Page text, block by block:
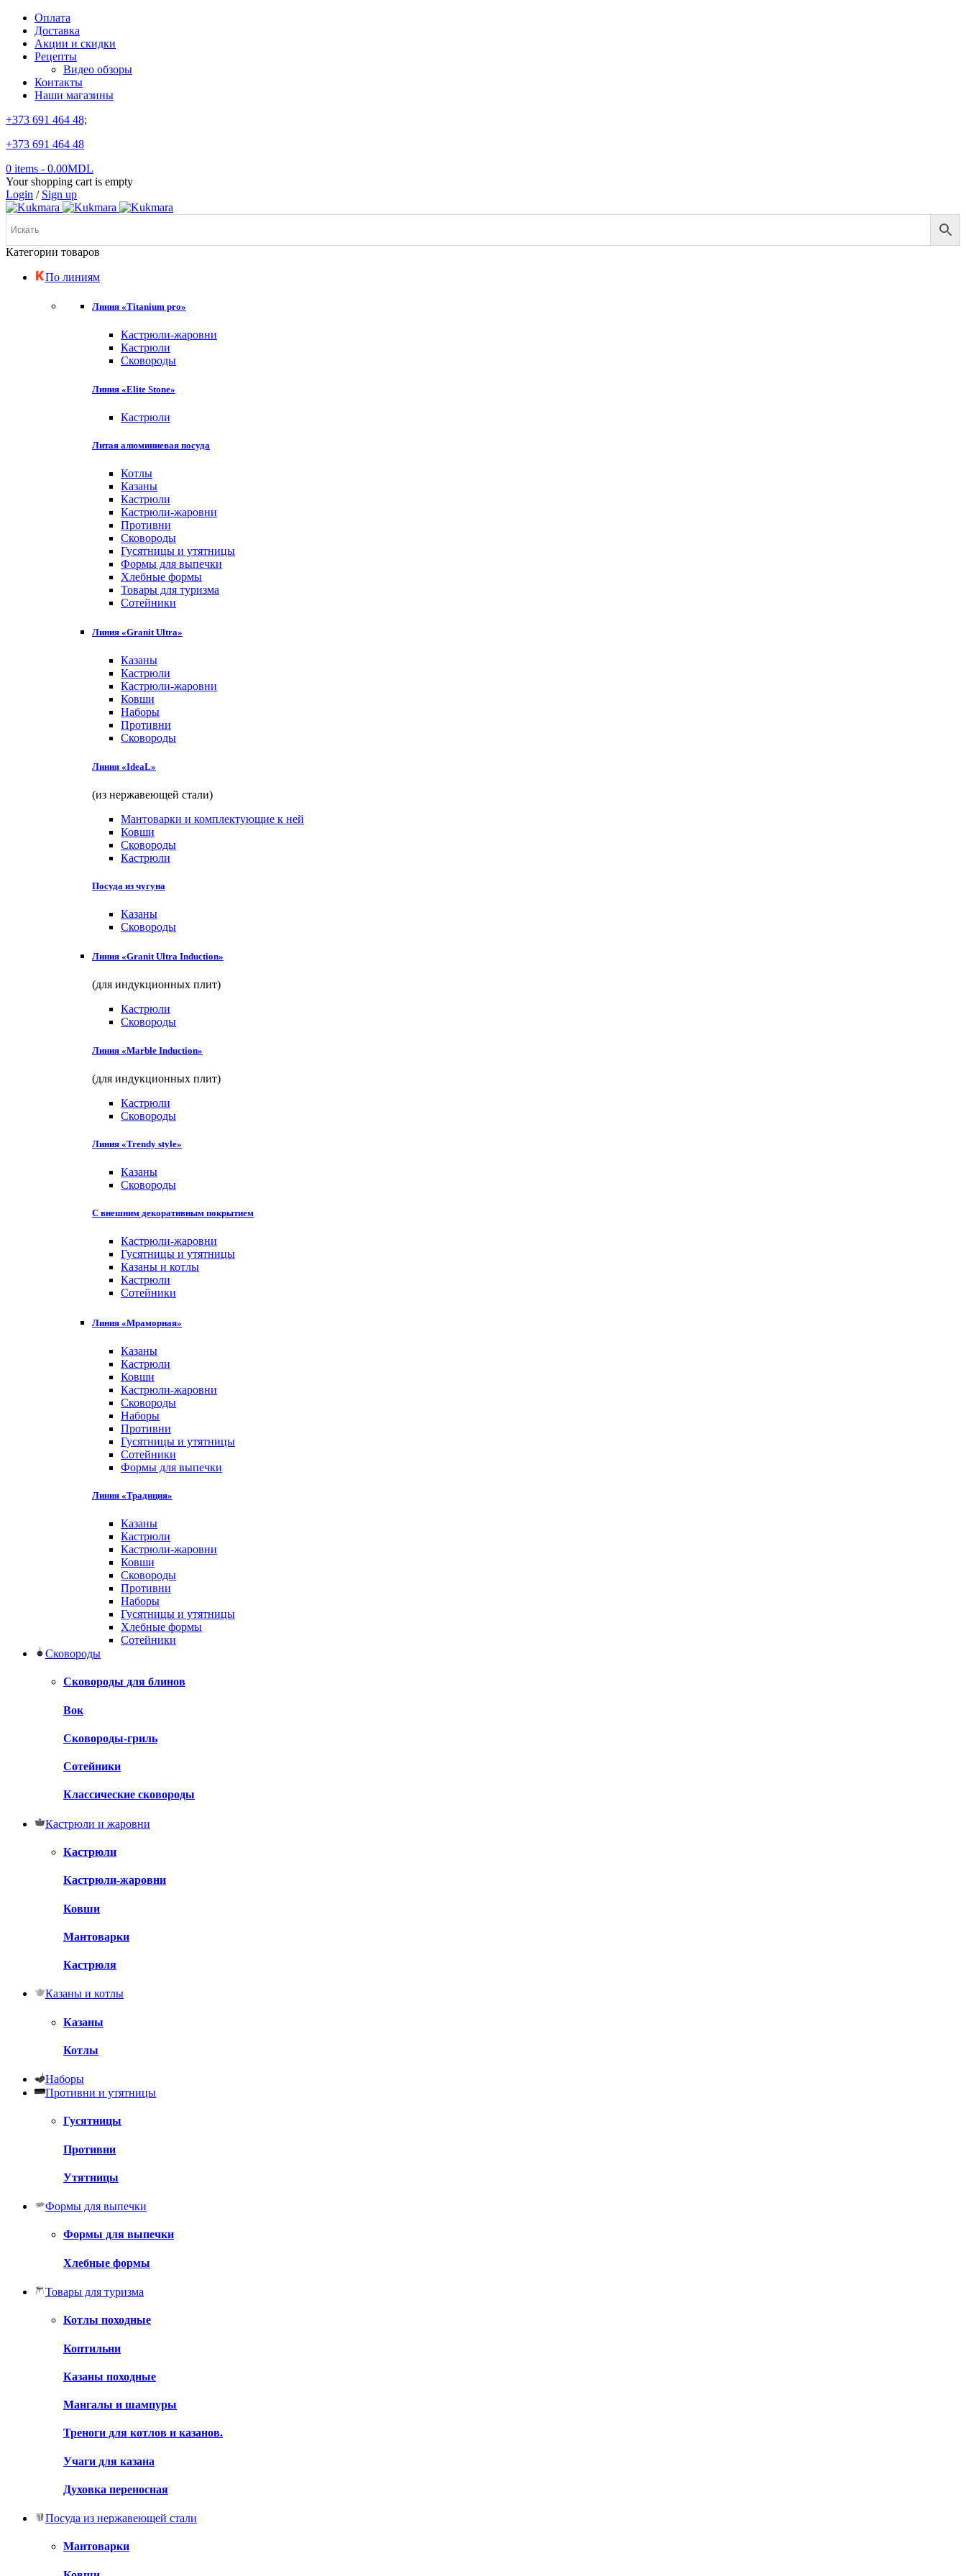
Оплата
Доставка
Акции и скидки
Рецепты
Видео обзоры
Контакты
Наши магазины
+373 691 464 48;
+373 691 464 48
0 items - 0.00MDL
Your shopping cart is empty
Login / Sign up
Категории товаров
По линиям
Линия «Titanium pro»
Кастрюли-жаровни
Кастрюли
Сковороды
Линия «Elite Stone»
Кастрюли
Литая алюминиевая посуда
Котлы
Казаны
Кастрюли
Кастрюли-жаровни
Противни
Сковороды
Гусятницы и утятницы
Формы для выпечки
Хлебные формы
Товары для туризма
Сотейники
Линия «Granit Ultra»
Казаны
Кастрюли
Кастрюли-жаровни
Ковши
Наборы
Противни
Сковороды
Линия «IdeaL»
(из нержавеющей стали)
Мантоварки и комплектующие к ней
Ковши
Сковороды
Кастрюли
Посуда из чугуна
Казаны
Сковороды
Линия «Granit Ultra Induction»
(для индукционных плит)
Кастрюли
Сковороды
Линия «Marble Induction»
(для индукционных плит)
Кастрюли
Сковороды
Линия «Trendy style»
Казаны
Сковороды
С внешним декоративным покрытием
Кастрюли-жаровни
Гусятницы и утятницы
Казаны и котлы
Кастрюли
Сотейники
Линия «Мраморная»
Казаны
Кастрюли
Ковши
Кастрюли-жаровни
Сковороды
Наборы
Противни
Гусятницы и утятницы
Сотейники
Формы для выпечки
Линия «Традиция»
Казаны
Кастрюли
Кастрюли-жаровни
Ковши
Сковороды
Противни
Наборы
Гусятницы и утятницы
Хлебные формы
Сотейники
Сковороды
Сковороды для блинов
Вок
Сковороды-гриль
Сотейники
Классические сковороды
Кастрюли и жаровни
Кастрюли
Кастрюли-жаровни
Ковши
Мантоварки
Кастрюля
Казаны и котлы
Казаны
Котлы
Наборы
Противни и утятницы
Гусятницы
Противни
Утятницы
Формы для выпечки
Формы для выпечки
Хлебные формы
Товары для туризма
Котлы походные
Коптильни
Казаны походные
Мангалы и шампуры
Треноги для котлов и казанов.
Учаги для казана
Духовка переносная
Посуда из нержавеющей стали
Мантоварки